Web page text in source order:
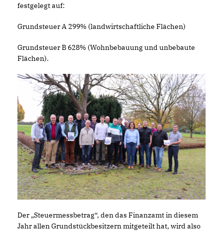
festgelegt auf:
Grundsteuer A 299% (landwirtschaftliche Flächen)
Grundsteuer B 628% (Wohnbebauung und unbebaute
Flächen).
Der „Steuermessbetrag“, den das Finanzamt in diesem
Jahr allen Grundstückbesitzern mitgeteilt hat, wird also